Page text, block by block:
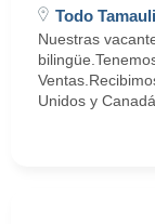
Todo
Nuestras
Unidos y Canadá